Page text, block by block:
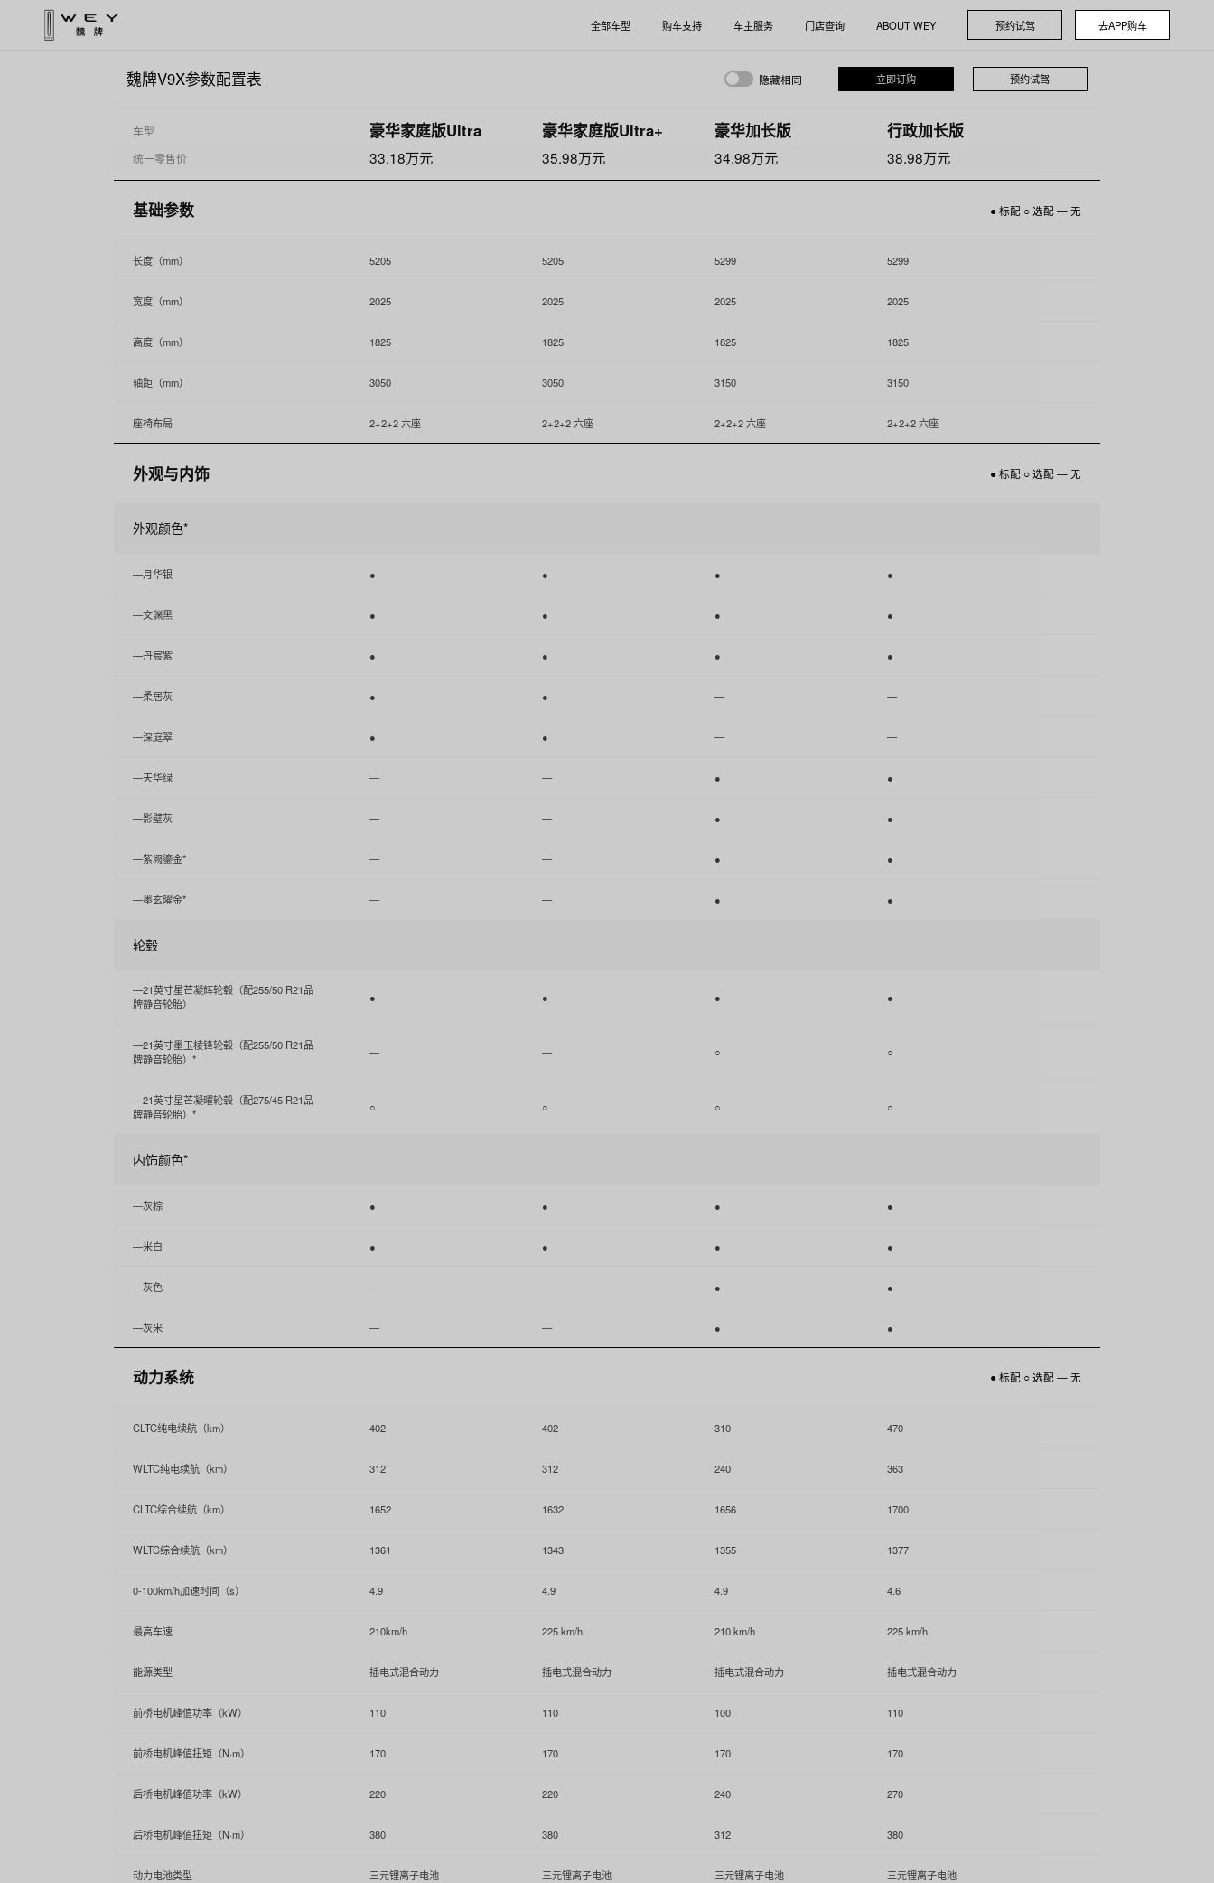
全部车型 购车支持 车主服务 门店查询 ABOUT WEY 预约试驾 去APP购车
魏牌V9X参数配置表 隐藏相同 立即订购 预约试驾
车型 豪华家庭版Ultra 豪华家庭版Ultra+ 豪华加长版 行政加长版
统一零售价 33.18万元 35.98万元 34.98万元 38.98万元
基础参数 ● 标配 ○ 选配 — 无
长度（mm） 5205 5205 5299 5299
宽度（mm） 2025 2025 2025 2025
高度（mm） 1825 1825 1825 1825
轴距（mm） 3050 3050 3150 3150
座椅布局 2+2+2 六座 2+2+2 六座 2+2+2 六座 2+2+2 六座
外观与内饰 ● 标配 ○ 选配 — 无
外观颜色*
—月华银 ● ● ● ●
—文渊黑 ● ● ● ●
—丹宸紫 ● ● ● ●
—柔居灰 ● ● — —
—深庭翠 ● ● — —
—天华绿 — — ● ●
—影壁灰 — — ● ●
—紫阙鎏金* — — ● ●
—墨玄曜金* — — ● ●
轮毂
—21英寸星芒凝辉轮毂（配255/50 R21品
牌静音轮胎）
● ● ● ●
—21英寸墨玉棱锋轮毂（配255/50 R21品
牌静音轮胎）*
— — ○ ○
—21英寸星芒凝曜轮毂（配275/45 R21品
牌静音轮胎）*
○ ○ ○ ○
内饰颜色*
—灰棕 ● ● ● ●
—米白 ● ● ● ●
—灰色 — — ● ●
—灰米 — — ● ●
动力系统 ● 标配 ○ 选配 — 无
CLTC纯电续航（km） 402 402 310 470
WLTC纯电续航（km） 312 312 240 363
CLTC综合续航（km） 1652 1632 1656 1700
WLTC综合续航（km） 1361 1343 1355 1377
0-100km/h加速时间（s） 4.9 4.9 4.9 4.6
最高车速 210km/h 225 km/h 210 km/h 225 km/h
能源类型 插电式混合动力 插电式混合动力 插电式混合动力 插电式混合动力
前桥电机峰值功率（kW） 110 110 100 110
前桥电机峰值扭矩（N·m） 170 170 170 170
后桥电机峰值功率（kW） 220 220 240 270
后桥电机峰值扭矩（N·m） 380 380 312 380
动力电池类型 三元锂离子电池 三元锂离子电池 三元锂离子电池 三元锂离子电池